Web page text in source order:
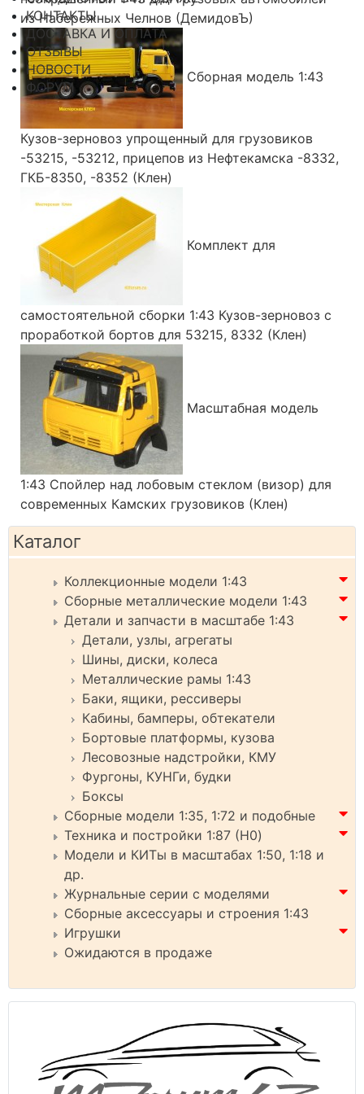
КОНТАКТЫ
ДОСТАВКА И ОПЛАТА
ОТЗЫВЫ
НОВОСТИ
ФОРУМ
из Набережных Челнов (ДемидовЪ)
Сборная модель 1:43
Кузов-зерновоз упрощенный для грузовиков
-53215, -53212, прицепов из Нефтекамска -8332,
ГКБ-8350, -8352 (Клен)
Комплект для
самостоятельной сборки 1:43 Кузов-зерновоз с
проработкой бортов для 53215, 8332 (Клен)
Масштабная модель
1:43 Спойлер над лобовым стеклом (визор) для
современных Камских грузовиков (Клен)
Каталог
Коллекционные модели 1:43
Сборные металлические модели 1:43
Детали и запчасти в масштабе 1:43
Детали, узлы, агрегаты
Шины, диски, колеса
Металлические рамы 1:43
Баки, ящики, рессиверы
Кабины, бамперы, обтекатели
Бортовые платформы, кузова
Лесовозные надстройки, КМУ
Фургоны, КУНГи, будки
Боксы
Сборные модели 1:35, 1:72 и подобные
Техника и постройки 1:87 (H0)
Модели и КИТы в масштабах 1:50, 1:18 и
др.
Журнальные серии с моделями
Сборные аксессуары и строения 1:43
Игрушки
Ожидаются в продаже